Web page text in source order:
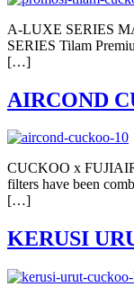
A-LUXE SERIES
SERIES Tilam
[…]
AIRCOND
CUCKOO x
filters have been
[…]
KERUSI